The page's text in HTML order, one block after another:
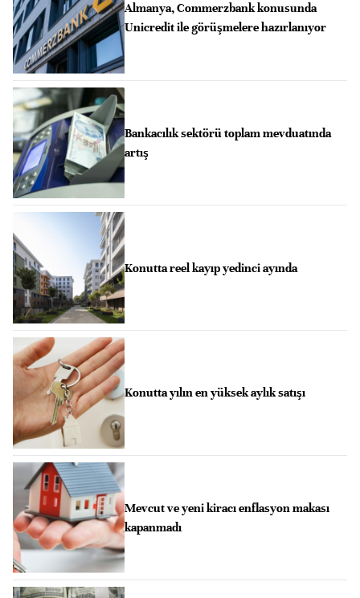
Almanya, Commerzbank konusunda
Unicredit ile görüşmelere hazırlanıyor
Bankacılık sektörü toplam mevduatında
artış
Konutta reel kayıp yedinci ayında
Konutta yılın en yüksek aylık satışı
Mevcut ve yeni kiracı enflasyon makası
kapanmadı